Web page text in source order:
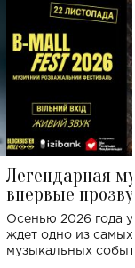
Легендарная
впервые
Украине: где
Осенью 2026 года
ждет одно из
музыкальных